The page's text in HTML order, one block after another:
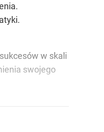
w skali
swojego